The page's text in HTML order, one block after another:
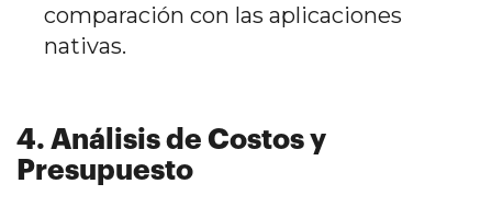
comparación con las aplicaciones
nativas.
4. Análisis de Costos y
Presupuesto